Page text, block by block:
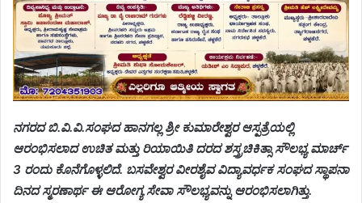
ನಗರದ ಬಿ.ವಿ.ವಿ.ಸಂಘದ ಹಾನಗಲ್ಲ ಶ್ರೀ ಕುಮಾರೇಶ್ವರ ಆಸ್ಪತ್ರೆಯಲ್ಲಿ
ಆರಂಭಿಸಲಾದ ಉಚಿತ ಮತ್ತು ರಿಯಾಯಿತಿ ದರದ ಶಸ್ತ್ರಚಿಕಿತ್ಸಾ ಸೌಲಭ್ಯ ಮಾರ್ಚ್
3 ರಂದು ಕೊನೆಗೊಳ್ಳಲಿದೆ. ಬಸವೇಶ್ವರ ವೀರಶೈವ ವಿದ್ಯಾವರ್ಧಕ ಸಂಘದ ಸ್ಥಾಪನಾ
ದಿನದ ಸ್ಮರಣಾರ್ಥ ಈ ಆರೋಗ್ಯ ಸೇವಾ ಸೌಲಭ್ಯವನ್ನು ಆರಂಭಿಸಲಾಗಿತ್ತು.